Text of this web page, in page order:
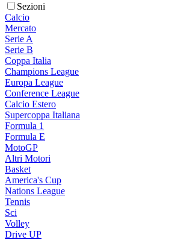
Sezioni
Calcio
Mercato
Serie A
Serie B
Coppa Italia
Champions League
Europa League
Conference League
Calcio Estero
Supercoppa Italiana
Formula 1
Formula E
MotoGP
Altri Motori
Basket
America's Cup
Nations League
Tennis
Sci
Volley
Drive UP